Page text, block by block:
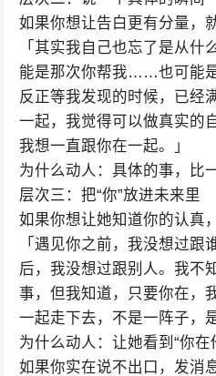
如果你想让告白更有分量，
「其实我自己也忘了是从什
能是那次你帮我……也可能
反正等我发现的时候，已经
一起，我觉得可以做真实的
我想一直跟你在一起。」
为什么动人：具体的事，比
层次三：把“你”放进未来里
如果你想让她知道你的认真
「遇见你之前，我没想过跟
后，我没想过跟别人。我不
事，但我知道，只要你在，
一起走下去，不是一阵子，
为什么动人：让她看到“你在
如果你实在说不出口，发消